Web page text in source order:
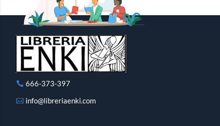
666-373-397
info@libreriaenki.com